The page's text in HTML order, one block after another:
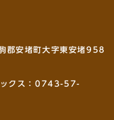
安堵町大字東安堵958
ックス：0743-57-